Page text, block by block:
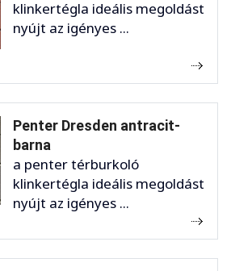
klinkertégla ideális megoldást
nyújt az igényes ...
Penter Dresden antracit-
barna
a penter térburkoló
klinkertégla ideális megoldást
nyújt az igényes ...